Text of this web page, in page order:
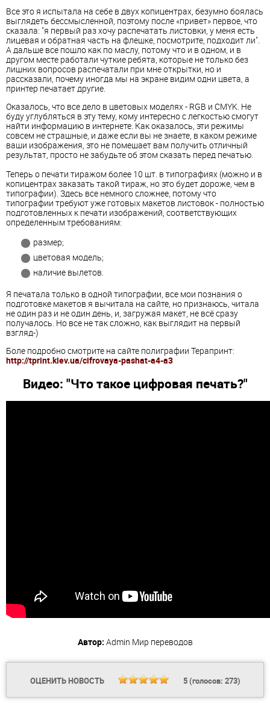
Все это я испытала на себе в двух копицентрах, безумно боялась
выглядеть бессмысленной, поэтому после «привет» первое, что
сказала: "я первый раз хочу распечатать листовки, у меня есть
лицевая и обратная часть на флешке, посмотрите, подходит ли".
А дальше все пошло как по маслу, потому что и в одном, и в
другом месте работали чуткие ребята, которые не только без
лишних вопросов распечатали при мне открытки, но и
рассказали, почему иногда мы на экране видим одни цвета, а
принтер печатает другие.
Оказалось, что все дело в цветовых моделях - RGB и CMYK. Не
буду углубляться в эту тему, кому интересно с легкостью смогут
найти информацию в интернете. Как оказалось, эти режимы
совсем не страшные, и даже если вы не знаете, в каком режиме
ваши изображения, это не помешает вам получить отличный
результат, просто не забудьте об этом сказать перед печатью.
Теперь о печати тиражом более 10 шт. в типографиях (можно и в
копицентрах заказать такой тираж, но это будет дороже, чем в
типографии). Здесь все немного сложнее, потому что
типографии требуют уже готовых макетов листовок - полностью
подготовленных к печати изображений, соответствующих
определенным требованиям:
размер;
цветовая модель;
наличие вылетов.
Я печатала только в одной типографии, все мои познания о
подготовке макетов я вычитала на сайте, но признаюсь, читала
не один раз и не один день, и, загружая макет, не всё сразу
получалось. Но все не так сложно, как выглядит на первый
взгляд-)
Боле подробно смотрите на сайте полиграфии Терапринт:
http://tprint.kiev.ua/cifrovaya-pashat-a4-a3
Видео: "Что такое цифровая печать?"
Автор: Admin Мир переводов
ОЦЕНИТЬ НОВОСТЬ 5(голосов: 273)